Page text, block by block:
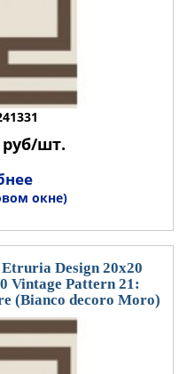
руб/шт.
окне)
Design 20x20
Vintage Pattern 21:
(Bianco decoro Moro)